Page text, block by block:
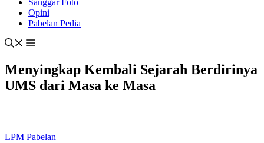
Sanggar Foto
Opini
Pabelan Pedia
Menyingkap Kembali Sejarah Berdirinya
UMS dari Masa ke Masa
LPM Pabelan